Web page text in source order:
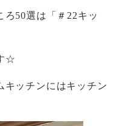
50選は「＃22キッ
☆
キッチンにはキッチン